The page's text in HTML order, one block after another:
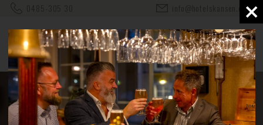
info@hotelskansen.com